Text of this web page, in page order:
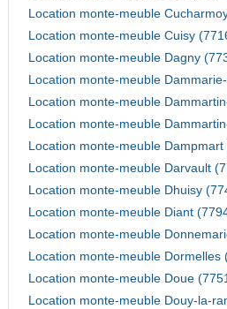
Location monte-meuble
Location monte-meuble Cuisy
Location monte-meuble Dagny
Location monte-meuble
Location monte-meuble
Location monte-meuble
Location monte-meuble Dampmart
Location monte-meuble Darvault
Location monte-meuble Dhuisy
Location monte-meuble Diant
Location monte-meuble
Location monte-meuble Dormelles
Location monte-meuble Doue
Location monte-meuble Douy-la-